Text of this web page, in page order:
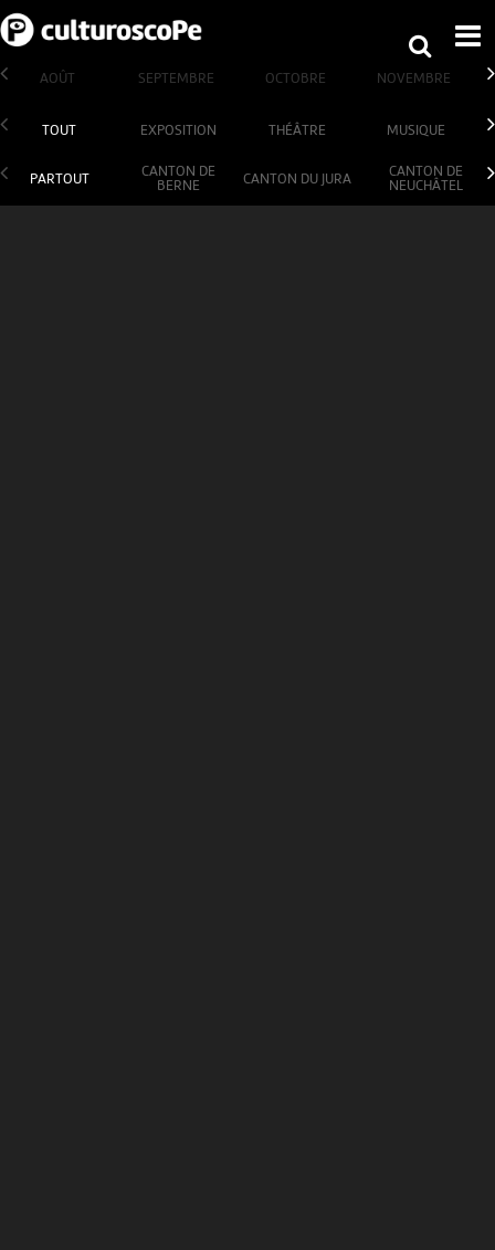
AOÛT SEPTEMBRE OCTOBRE NOVEMBRE
TOUT EXPOSITION THÉÂTRE MUSIQUE
PARTOUT
CANTON DE
BERNE
CANTON DU JURA
CANTON DE
NEUCHÂTEL